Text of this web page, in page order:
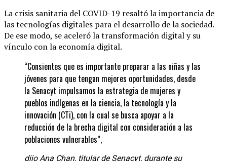
La crisis sanitaria del COVID-19 resaltó la importancia de
las tecnologías digitales para el desarrollo de la sociedad.
De ese modo, se aceleró la transformación digital y su
vínculo con la economía digital.
“Consientes que es importante preparar a las niñas y las
jóvenes para que tengan mejores oportunidades, desde
la Senacyt impulsamos la estrategia de mujeres y
pueblos indígenas en la ciencia, la tecnología y la
innovación (CTi), con la cual se busca apoyar a la
reducción de la brecha digital con consideración a las
poblaciones vulnerables”,
dijo Ana Chan, titular de Senacyt, durante su